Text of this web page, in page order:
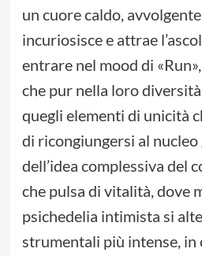
un cuore caldo,
incuriosisce e attrae
entrare nel mood di
che pur nella loro
quegli elementi di unicità
di ricongiungersi al
dell’idea complessiva del
che pulsa di vitalità, dove
psichedelia intimista si
strumentali più intense, in